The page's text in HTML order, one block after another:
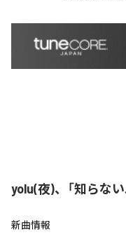
yolu(夜)、「知らな
新曲情報